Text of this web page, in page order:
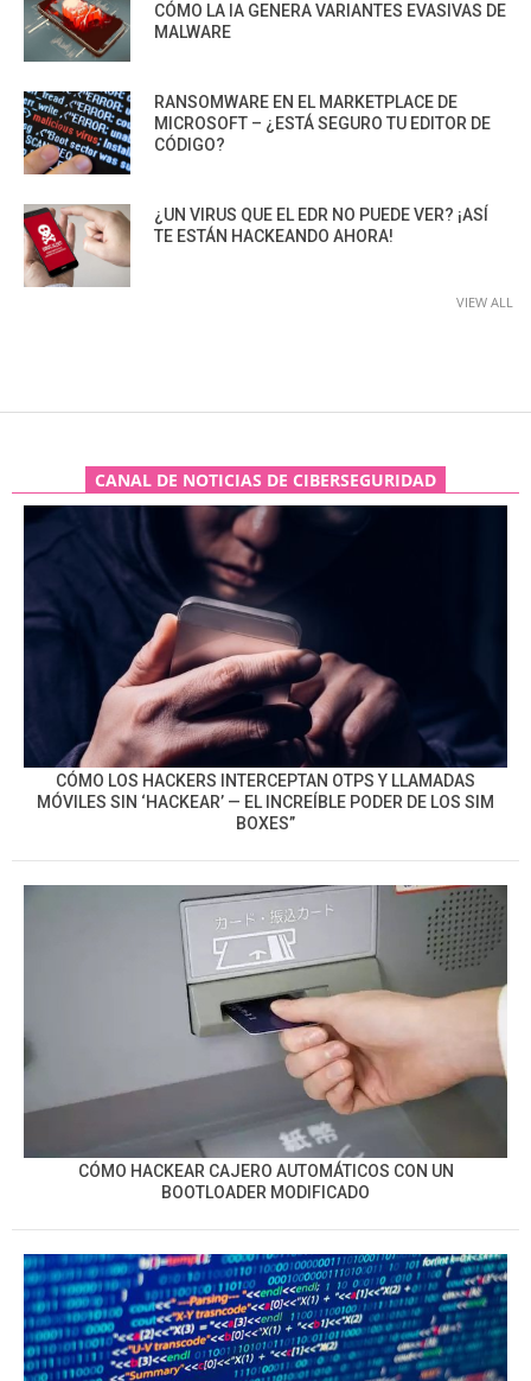
CÓMO LA IA GENERA VARIANTES EVASIVAS DE
MALWARE
RANSOMWARE EN EL MARKETPLACE DE
MICROSOFT – ¿ESTÁ SEGURO TU EDITOR DE
CÓDIGO?
¿UN VIRUS QUE EL EDR NO PUEDE VER? ¡ASÍ
TE ESTÁN HACKEANDO AHORA!
VIEW ALL
CANAL DE NOTICIAS DE CIBERSEGURIDAD
CÓMO LOS HACKERS INTERCEPTAN OTPS Y LLAMADAS
MÓVILES SIN ‘HACKEAR’ — EL INCREÍBLE PODER DE LOS SIM
BOXES”
CÓMO HACKEAR CAJERO AUTOMÁTICOS CON UN
BOOTLOADER MODIFICADO